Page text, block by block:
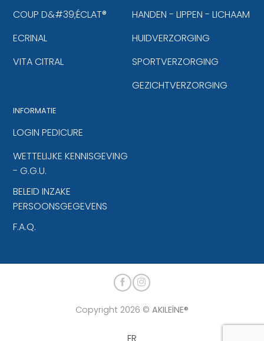
COUP D&#39;ÉCLAT®
ECRINAL
VITA CITRAL
HANDEN - LIPPEN - LICHAAM
HUIDVERZORGING
SPORTVERZORGING
GEZICHTVERZORGING
INFORMATIE
LOGIN PEDICURE
WETTELIJKE KENNISGEVING
- G.G.U.
BELEID INZAKE
PERSOONSGEGEVENS
F.A.Q.
Copyright 2026 © AKILEÏNE®
FR